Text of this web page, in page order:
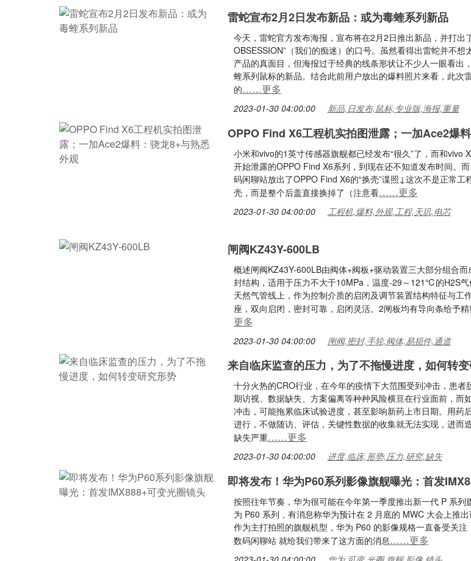
雷蛇宣布2月2日发布新品：或为毒蝰系列新品
今天，雷蛇官方发布海报，宣布将在2月2日推出新品，并打出
OBSESSION”（我们的痴迷）的口号。虽然看得出雷蛇并不想
产品的真面目，但海报过于经典的线条形状让不少人一眼看出
蝰系列鼠标的新品。结合此前用户放出的爆料照片来看，此次
的……更多
2023-01-30 04:00:00 新品,日发布,鼠标,专业版,海报,重量
OPPO Find X6工程机实拍图泄露；一加Ace2爆料
小米和vivo的1英寸传感器旗舰都已经发布“很久”了，而和vivo
开始泄露的OPPO Find X6系列，到现在还不知道发布时间。
码闲聊站放出了OPPO Find X6的“换壳”谍照↓这次不是正常工
壳，而是整个后盖直接换掉了（注意看……更多
2023-01-30 04:00:00 工程机,爆料,外观,工程,天玑,电芯
闸阀KZ43Y-600LB
概述闸阀KZ43Y-600LB由阀体+阀板+驱动装置三大部分组合而
封结构，适用于压力不大于10MPa，温度-29～121℃的H2S气
天然气管线上，作为控制介质的启闭及调节装置结构特征与工
座，双向启闭，密封可靠，启闭灵活。2闸板均有导向条给予精
更多
2023-01-30 04:00:00 闸阀,密封,手轮,阀体,易损件,通道
来自临床监查的压力，为了不拖慢进度，如何转
十分火热的CRO行业，在今年的疫情下大范围受到冲击，患者
期访视、数据缺失、方案偏离等种种风险横亘在行业面前，而
冲击，可能拖累临床试验进度，甚至影响新药上市日期。用药
进行，不做随访、评估，关键性数据的收集就无法实现，进而
缺失严重……更多
2023-01-30 04:00:00 进度,临床,形势,压力,研究,缺失
即将发布！华为P60系列影像旗舰曝光：首发
按照往年节奏，华为很可能在今年第一季度推出新一代 P 系
为 P60 系列，有消息称华为预计在 2 月底的 MWC 大会上推出
作为主打拍照的旗舰机型，华为 P60 的影像规格一直备受关注
数码闲聊站 就给我们带来了这方面的消息……更多